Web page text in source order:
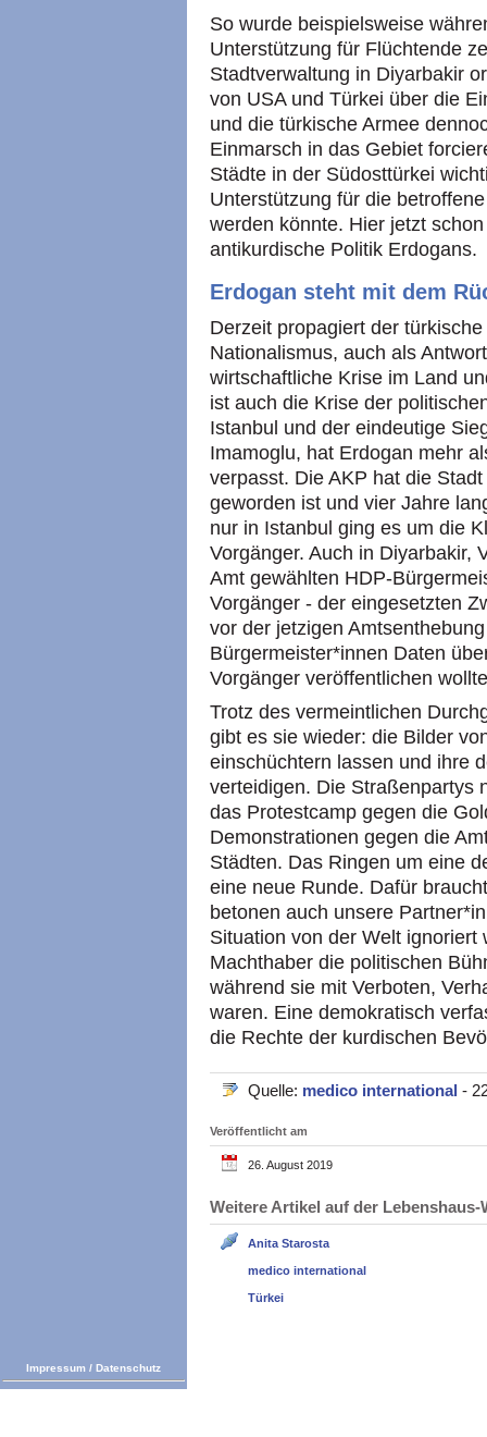
So wurde beispielsweise
Unterstützung für Flüchtende
Stadtverwaltung in Diyarbakir
von USA und Türkei über die
und die türkische Armee
Einmarsch in das Gebiet
Städte in der Südosttürkei
Unterstützung für die
werden könnte. Hier jetzt
antikurdische Politik Erdogans.
Erdogan steht mit dem
Derzeit propagiert der
Nationalismus, auch als
wirtschaftliche Krise im Land
ist auch die Krise der
Istanbul und der eindeutige
Imamoglu, hat Erdogan mehr
verpasst. Die AKP hat die
geworden ist und vier Jahre
nur in Istanbul ging es um die
Vorgänger. Auch in Diyarbakir,
Amt gewählten HDP-
Vorgänger - der eingesetzten
vor der jetzigen
Bürgermeister*innen Daten
Vorgänger veröffentlichen
Trotz des vermeintlichen
gibt es sie wieder: die Bilder
einschüchtern lassen und ihre
verteidigen. Die Straßenpartys
das Protestcamp gegen die
Demonstrationen gegen die
Städten. Das Ringen um eine
eine neue Runde. Dafür
betonen auch unsere
Situation von der Welt
Machthaber die politischen
während sie mit Verboten,
waren. Eine demokratisch
die Rechte der kurdischen
Quelle: medico international -
Veröffentlicht am
26. August 2019
Weitere Artikel auf der
Anita Starosta
medico international
Türkei
Impressum / Datenschutz